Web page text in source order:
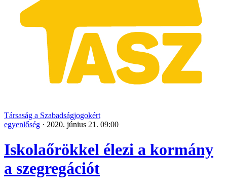
Társaság a Szabadságjogokért
egyenlőség · 2020. június 21. 09:00
Iskolaőrökkel élezi a kormány
a szegregációt